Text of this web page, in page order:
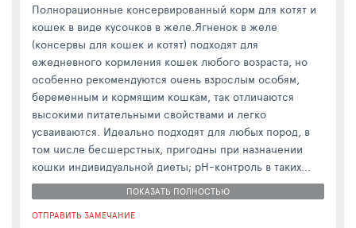
Полнорационные консервированный корм для котят и
кошек в виде кусочков в желе.Ягненок в желе
(консервы для кошек и котят) подходят для
ежедневного кормления кошек любого возраста, но
особенно рекомендуются очень взрослым особям,
беременным и кормящим кошкам, так отличаются
высокими питательными свойствами и легко
усваиваются. Идеально подходят для любых пород, в
том числе бесшерстных, пригодны при назначении
кошки индивидуальной диеты; рН-контроль в таких
консервах способствует профилактике мочекаменной
болезни, а высокая концентрация таурина благотворно
сказывается на работе сердца и остроте зрения. В
ПОКАЗАТЬ ПОЛНОСТЬЮ
ОТПРАВИТЬ ЗАМЕЧАНИЕ